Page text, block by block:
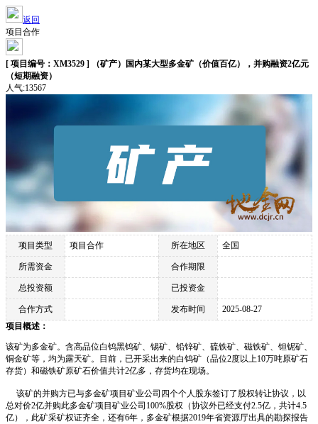
返回
项目合作
[ 项目编号：XM3529 ] （矿产）国内某大型多金矿（价值百亿），并购融资2亿元
（短期融资）
人气:13567
项目类型 项目合作 所在地区 全国
所需资金 合作期限
总投资额 已投资金
合作方式 发布时间
2025-08-27
项目概述：
该矿为多金矿。含高品位白钨黑钨矿、锡矿、铅锌矿、硫铁矿、磁铁矿、钽铌矿、
铜金矿等，均为露天矿。目前，已开采出来的白钨矿（品位2度以上10万吨原矿石
存货）和磁铁矿原矿石价值共计2亿多，存货均在现场。
该矿的并购方已与多金矿项目矿业公司四个个人股东签订了股权转让协议，以
总对价2亿并购此多金矿项目矿业公司100%股权（协议外已经支付2.5亿，共计4.5
亿），此矿采矿权证齐全，还有6年，多金矿根据2019年省资源厅出具的勘探报告